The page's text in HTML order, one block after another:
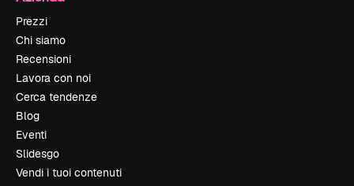
Prezzi
Chi siamo
Recensioni
Lavora con noi
Cerca tendenze
Blog
Eventi
Slidesgo
Vendi i tuoi contenuti